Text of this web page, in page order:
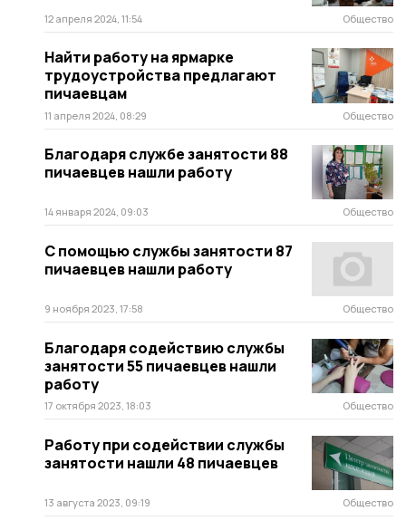
12 апреля 2024, 11:54 Общество
Найти работу на ярмарке
трудоустройства предлагают
пичаевцам
11 апреля 2024, 08:29 Общество
Благодаря службе занятости 88
пичаевцев нашли работу
14 января 2024, 09:03 Общество
С помощью службы занятости 87
пичаевцев нашли работу
9 ноября 2023, 17:58 Общество
Благодаря содействию службы
занятости 55 пичаевцев нашли
работу
17 октября 2023, 18:03 Общество
Работу при содействии службы
занятости нашли 48 пичаевцев
13 августа 2023, 09:19 Общество